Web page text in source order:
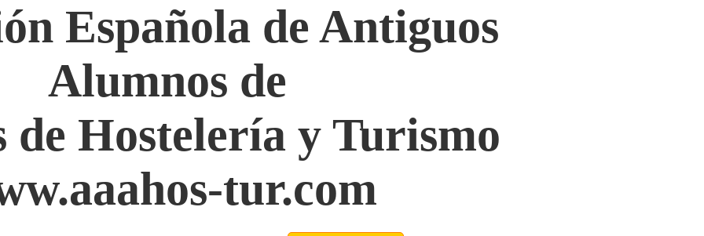
Española de Antiguos
Alumnos de
de Hostelería y Turismo
tur.com